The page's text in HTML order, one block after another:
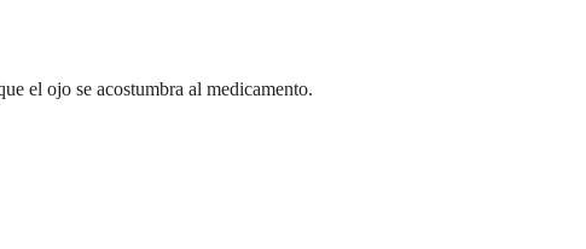
el ojo se acostumbra al medicamento.